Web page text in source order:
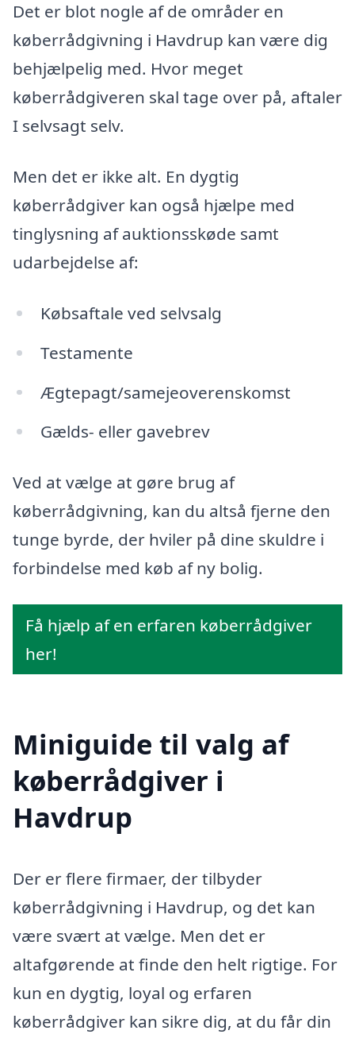
Det er blot nogle af de områder en
køberrådgivning i Havdrup kan være dig
behjælpelig med. Hvor meget
køberrådgiveren skal tage over på, aftaler
I selvsagt selv.
Men det er ikke alt. En dygtig
køberrådgiver kan også hjælpe med
tinglysning af auktionsskøde samt
udarbejdelse af:
Købsaftale ved selvsalg
Testamente
Ægtepagt/samejeoverenskomst
Gælds- eller gavebrev
Ved at vælge at gøre brug af
køberrådgivning, kan du altså fjerne den
tunge byrde, der hviler på dine skuldre i
forbindelse med køb af ny bolig.
Få hjælp af en erfaren køberrådgiver
her!
Miniguide til valg af
køberrådgiver i
Havdrup
Der er flere firmaer, der tilbyder
køberrådgivning i Havdrup, og det kan
være svært at vælge. Men det er
altafgørende at finde den helt rigtige. For
kun en dygtig, loyal og erfaren
køberrådgiver kan sikre dig, at du får din